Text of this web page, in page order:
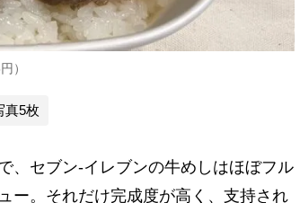
）
真5枚
、セブン-イレブンの牛めしはほぼフル
ー。それだけ完成度が高く、支持され